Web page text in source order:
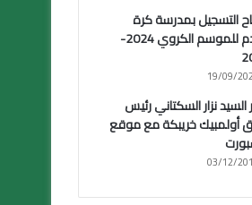
التسجيل بمدرسة كرة
القدم للموسم الكروي 2024-
19/09/
السيد نزار السكتاني رئيس
أولمبيك خريبكة مع موقع
03/12/